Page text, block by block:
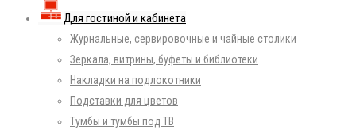
Для гостиной и кабинета
Журнальные, сервировочные и чайные столики
Зеркала, витрины, буфеты и библиотеки
Накладки на подлокотники
Подставки для цветов
Тумбы и тумбы под ТВ